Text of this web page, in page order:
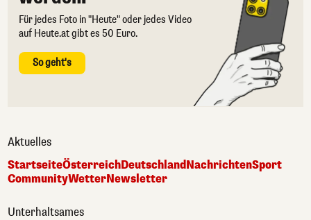
Für jedes Foto in "Heute" oder jedes Video
auf Heute.at gibt es 50 Euro.
So geht's
Aktuelles
StartseiteÖsterreichDeutschlandNachrichtenSport
CommunityWetterNewsletter
Unterhaltsames